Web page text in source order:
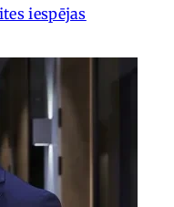
iespējas